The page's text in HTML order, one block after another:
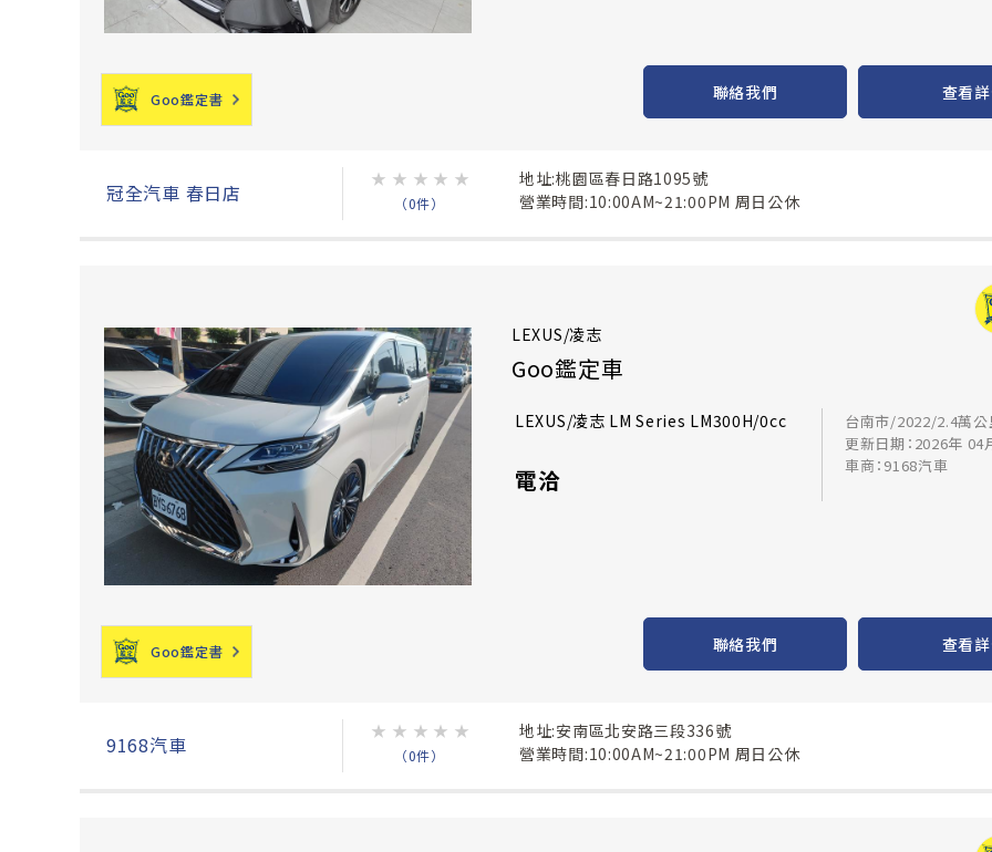
Goo鑑定書 聯絡我們 查看
冠全汽車 春日店
★ ★ ★ ★ ★
（0件）
地址:桃園區春日路1095號
營業時間:10:00AM~21:00PM 周日公休
LEXUS/凌志
Goo鑑定車
LEXUS/凌志 LM Series LM300H/0cc
電洽
台南市/2022/2.4萬公
更新日期：2026年 04
車商：9168汽車
Goo鑑定書 聯絡我們 查看
9168汽車
★ ★ ★ ★ ★
（0件）
地址:安南區北安路三段336號
營業時間:10:00AM~21:00PM 周日公休